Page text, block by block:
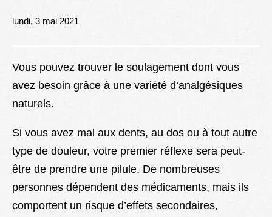
Droit
Better Health
lundi, 3 mai 2021
Vous pouvez trouver le soulagement dont vous
avez besoin grâce à une variété d’analgésiques
naturels.
Si vous avez mal aux dents, au dos ou à tout autre
type de douleur, votre premier réflexe sera peut-
être de prendre une pilule. De nombreuses
personnes dépendent des médicaments, mais ils
comportent un risque d’effets secondaires,